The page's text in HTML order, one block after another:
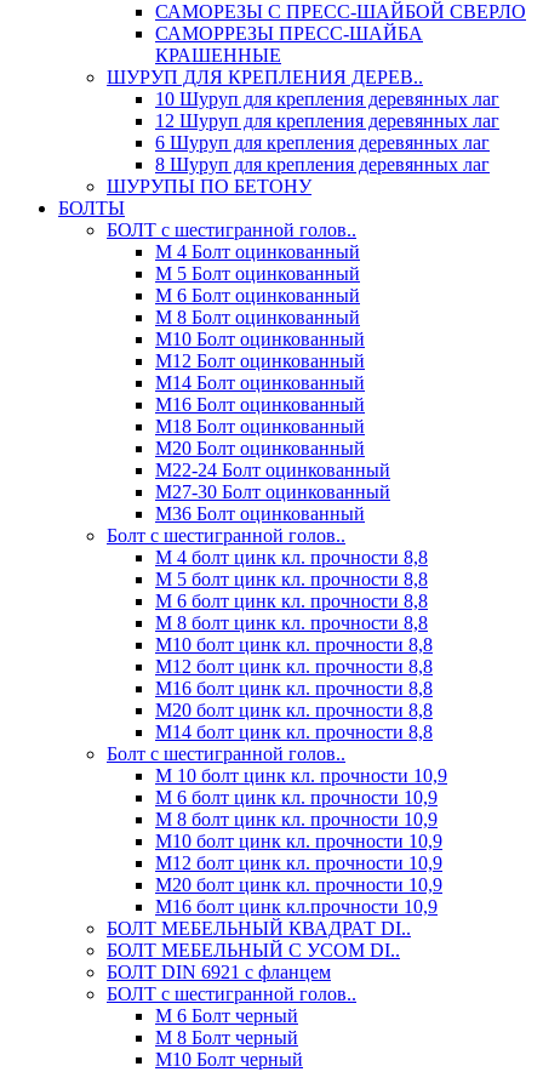
САМОРЕЗЫ С ПРЕСС-ШАЙБОЙ СВЕРЛО
САМОРРЕЗЫ ПРЕСС-ШАЙБА
КРАШЕННЫЕ
ШУРУП ДЛЯ КРЕПЛЕНИЯ ДЕРЕВ..
10 Шуруп для крепления деревянных лаг
12 Шуруп для крепления деревянных лаг
6 Шуруп для крепления деревянных лаг
8 Шуруп для крепления деревянных лаг
ШУРУПЫ ПО БЕТОНУ
БОЛТЫ
БОЛТ с шестигранной голов..
М 4 Болт оцинкованный
М 5 Болт оцинкованный
М 6 Болт оцинкованный
М 8 Болт оцинкованный
М10 Болт оцинкованный
М12 Болт оцинкованный
М14 Болт оцинкованный
М16 Болт оцинкованный
М18 Болт оцинкованный
М20 Болт оцинкованный
М22-24 Болт оцинкованный
М27-30 Болт оцинкованный
М36 Болт оцинкованный
Болт с шестигранной голов..
М 4 болт цинк кл. прочности 8,8
М 5 болт цинк кл. прочности 8,8
М 6 болт цинк кл. прочности 8,8
М 8 болт цинк кл. прочности 8,8
М10 болт цинк кл. прочности 8,8
М12 болт цинк кл. прочности 8,8
М16 болт цинк кл. прочности 8,8
М20 болт цинк кл. прочности 8,8
М14 болт цинк кл. прочности 8,8
Болт с шестигранной голов..
М 10 болт цинк кл. прочности 10,9
М 6 болт цинк кл. прочности 10,9
М 8 болт цинк кл. прочности 10,9
М10 болт цинк кл. прочности 10,9
М12 болт цинк кл. прочности 10,9
М20 болт цинк кл. прочности 10,9
М16 болт цинк кл.прочности 10,9
БОЛТ МЕБЕЛЬНЫЙ КВАДРАТ DI..
БОЛТ МЕБЕЛЬНЫЙ С УСОМ DI..
БОЛТ DIN 6921 c фланцем
БОЛТ с шестигранной голов..
М 6 Болт черный
М 8 Болт черный
М10 Болт черный